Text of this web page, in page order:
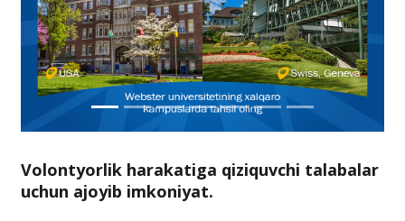
Volontyorlik harakatiga qiziquvchi talabalar
uchun ajoyib imkoniyat.